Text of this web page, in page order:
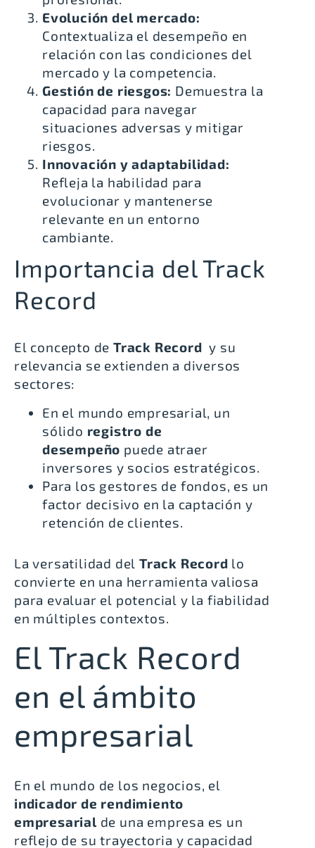
Evolución del mercado:
Contextualiza el desempeño en
relación con las condiciones del
mercado y la competencia.
Gestión de riesgos: Demuestra la
capacidad para navegar
situaciones adversas y mitigar
riesgos.
Innovación y adaptabilidad:
Refleja la habilidad para
evolucionar y mantenerse
relevante en un entorno
cambiante.
Importancia del Track
Record
El concepto de Track Record y su
relevancia se extienden a diversos
sectores:
En el mundo empresarial, un
sólido registro de
desempeño puede atraer
inversores y socios estratégicos.
Para los gestores de fondos, es un
factor decisivo en la captación y
retención de clientes.
La versatilidad del Track Record lo
convierte en una herramienta valiosa
para evaluar el potencial y la fiabilidad
en múltiples contextos.
El Track Record
en el ámbito
empresarial
En el mundo de los negocios, el
indicador de rendimiento
empresarial de una empresa es un
reflejo de su trayectoria y capacidad